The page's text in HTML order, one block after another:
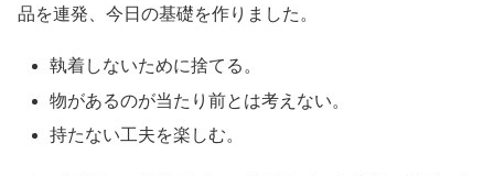
品を連発、今日の基礎を作りました。
執着しないために捨てる。
物があるのが当たり前とは考えない。
持たない工夫を楽しむ。